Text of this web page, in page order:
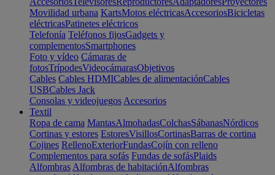
Movilidad urbana KartsMotos eléctricasAccesoriosBicicletas
eléctricasPatinetes eléctricos
Telefonía Teléfonos fijosGadgets y
complementosSmartphones
Foto y vídeo Cámaras de
fotosTrípodesVideocámarasObjetivos
Cables Cables HDMICables de alimentaciónCables
USBCables Jack
Consolas y videojuegos Accesorios
Textil
Ropa de cama MantasAlmohadasColchasSábanasNórdicos
Cortinas y estores EstoresVisillosCortinasBarras de cortina
Cojines RellenoExteriorFundasCojín con relleno
Complementos para sofás Fundas de sofásPlaids
Alfombras Alfombras de habitaciónAlfombras